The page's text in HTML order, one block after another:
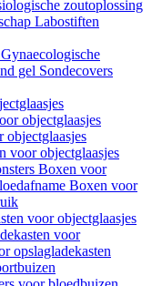
zoutoplossing
Labostiften
Gynaecologische
gel Sondecovers
objectglaasjes
objectglaasjes
voor objectglaasjes
Boxen voor
Boxen voor
voor objectglaasjes
voor
opslagladekasten